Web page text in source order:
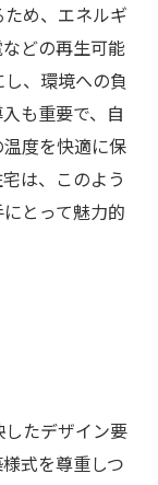
め、エネルギ
どの再生可能
、環境への負
も重要で、自
度を快適に保
は、このよう
とって魅力的
たデザイン要
式を尊重しつ